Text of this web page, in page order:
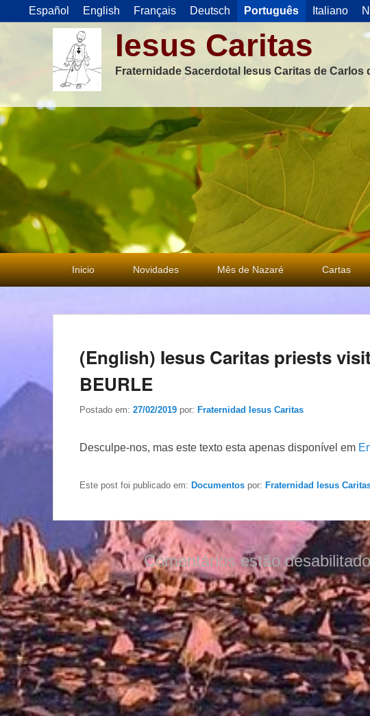
Español English Français Deutsch Português Italiano
Iesus Caritas
Fraternidade Sacerdotal Iesus Caritas de Carlos
Menu
principal
Inicio Novidades Mês de Nazaré Cartas
(English) Iesus Caritas priests
BEURLE
Postado em: 27/02/2019 por: Fraternidad Iesus Caritas
Desculpe-nos, mas este texto esta apenas disponível em
Este post foi publicado em: Documentos por: Fraternidad Iesus
Comentários estão